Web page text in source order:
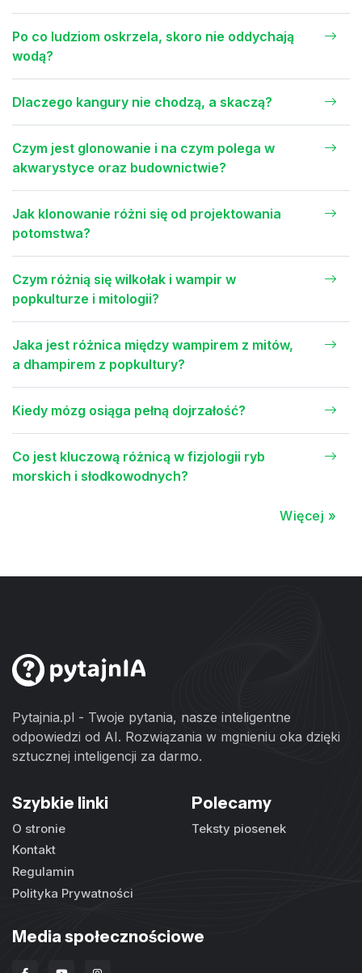
Po co ludziom oskrzela, skoro nie oddychają
wodą?
Dlaczego kangury nie chodzą, a skaczą?
Czym jest glonowanie i na czym polega w
akwarystyce oraz budownictwie?
Jak klonowanie różni się od projektowania
potomstwa?
Czym różnią się wilkołak i wampir w
popkulturze i mitologii?
Jaka jest różnica między wampirem z mitów,
a dhampirem z popkultury?
Kiedy mózg osiąga pełną dojrzałość?
Co jest kluczową różnicą w fizjologii ryb
morskich i słodkowodnych?
Więcej »
Pytajnia.pl - Twoje pytania, nasze inteligentne
odpowiedzi od AI. Rozwiązania w mgnieniu oka dzięki
sztucznej inteligencji za darmo.
Szybkie linki
O stronie
Kontakt
Regulamin
Polityka Prywatności
Polecamy
Teksty piosenek
Media społecznościowe